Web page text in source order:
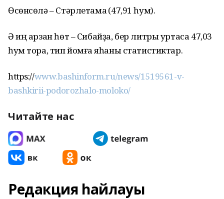
Өсөнсөлә – Стәрлетамаҡ (47,91 һум).
Ә иң арзан һөт – Сибайҙа, бер литры уртаса 47,03
һум тора, тип йомғаҡ яһаны статистиктар.
https://www.bashinform.ru/news/1519561-v-
bashkirii-podorozhalo-moloko/
Читайте нас
Редакция һайлауы